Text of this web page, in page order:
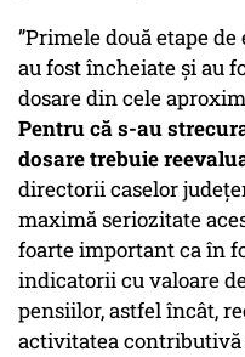
”Primele două etape
au fost încheiate și au
dosare din cele
Pentru că s-au
dosare trebuie
directorii caselor
maximă seriozitate
foarte important ca în
indicatorii cu valoare
pensiilor, astfel încât,
activitatea contributivă